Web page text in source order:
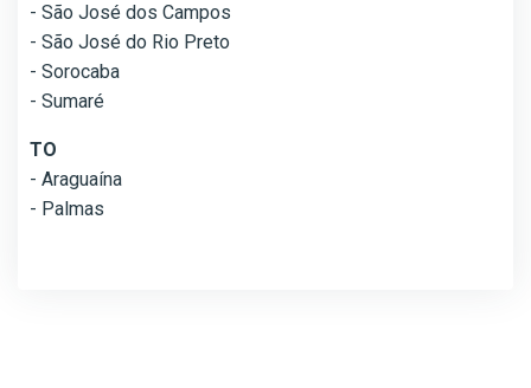
- São José dos Campos
- São José do Rio Preto
- Sorocaba
- Sumaré
TO
- Araguaína
- Palmas